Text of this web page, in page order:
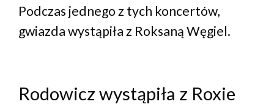
Podczas jednego z tych koncertów,
gwiazda wystąpiła z Roksaną Węgiel.
Rodowicz wystąpiła z Roxie